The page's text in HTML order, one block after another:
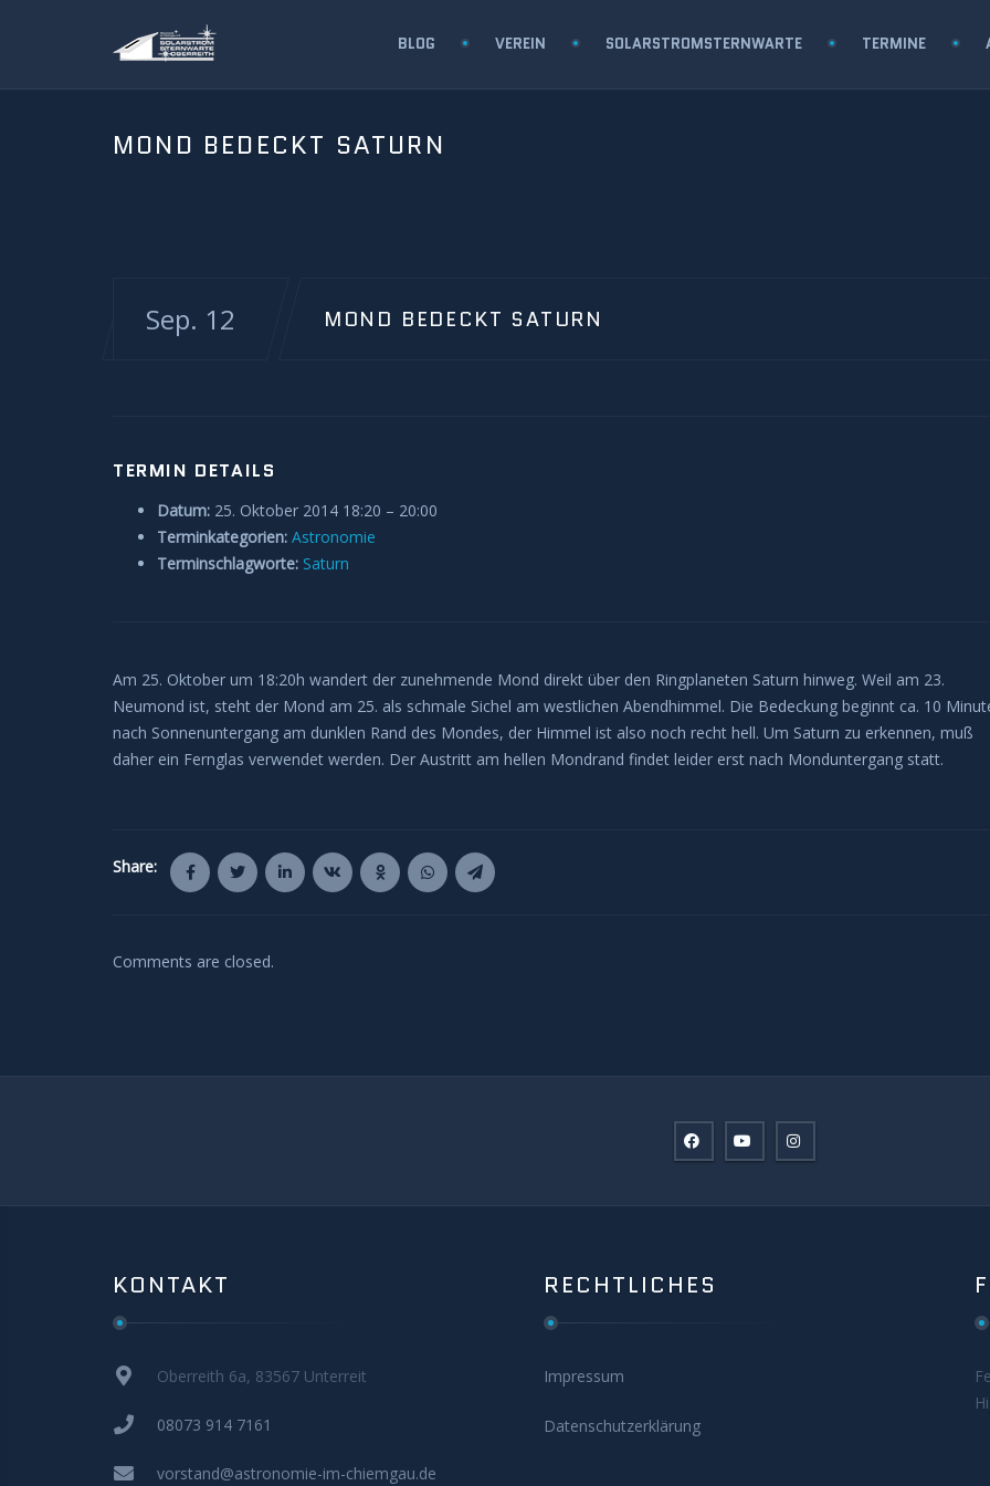
BLOG VEREIN SOLARSTROMSTERNWARTE TERMINE
MOND BEDECKT SATURN
Sep. 12 MOND BEDECKT SATURN
TERMIN DETAILS
Datum: 25. Oktober 2014 18:20 – 20:00
Terminkategorien: Astronomie
Terminschlagworte: Saturn
Am 25. Oktober um 18:20h wandert der zunehmende Mond direkt über den Ringplaneten Saturn hinweg. Weil am 23.
Neumond ist, steht der Mond am 25. als schmale Sichel am westlichen Abendhimmel. Die Bedeckung beginnt ca. 10
nach Sonnenuntergang am dunklen Rand des Mondes, der Himmel ist also noch recht hell. Um Saturn zu erkennen, muß
daher ein Fernglas verwendet werden. Der Austritt am hellen Mondrand findet leider erst nach Monduntergang statt.
Share:
Comments are closed.
KONTAKT
Oberreith 6a, 83567 Unterreit
08073 914 7161
vorstand@astronomie-im-chiemgau.de
RECHTLICHES
Impressum
Datenschutzerklärung